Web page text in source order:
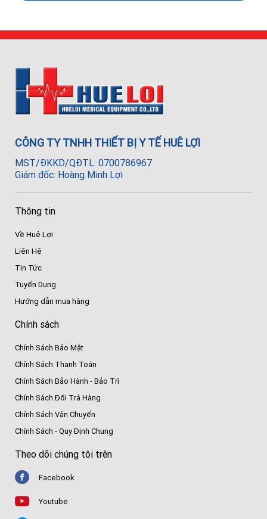
CÔNG TY TNHH THIẾT BỊ Y TẾ HUÊ LỢI
MST/ĐKKD/QĐTL: 0700786967
Giám đốc: Hoàng Minh Lợi
Thông tin
Về Huê Lợi
Liên Hệ
Tin Tức
Tuyển Dụng
Hướng dẫn mua hàng
Chính sách
Chính Sách Bảo Mật
Chính Sách Thanh Toán
Chính Sách Bảo Hành - Bảo Trì
Chính Sách Đổi Trả Hàng
Chính Sách Vận Chuyển
Chính Sách - Quy Định Chung
Theo dõi chúng tôi trên
Facebook
Youtube